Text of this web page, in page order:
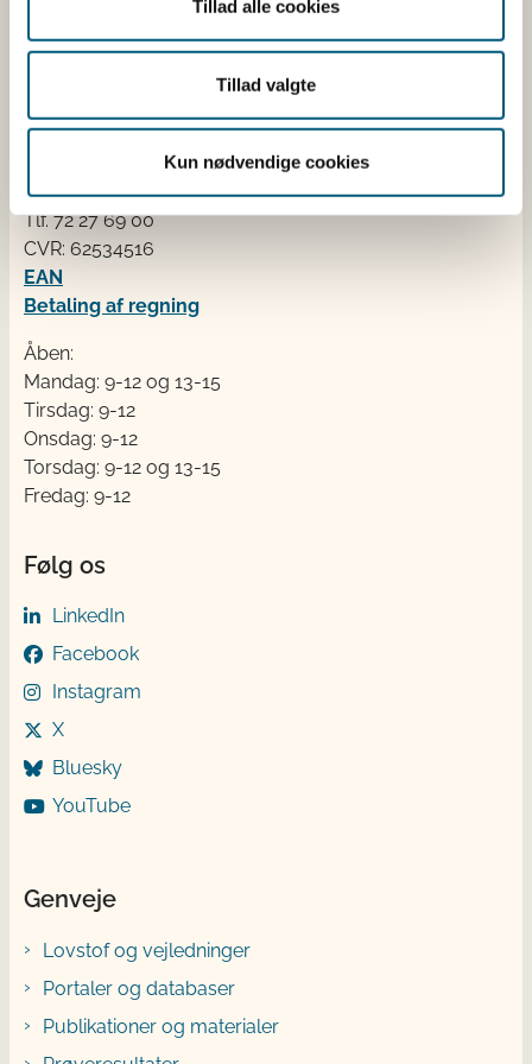
Tillad alle cookies
Tillad valgte
Kun nødvendige cookies
fra cafeer, restauranter og supermarkeder.
Fødevarestyrelsen
Stationsparken 31-33
2600 Glostrup
Tlf. 72 2​​​7 69 00
CVR: 62534516
EAN
Betaling af regning
Åben:
Mandag: 9-12 og 13-15
Tirsdag: 9-12
Onsdag: 9-12
Torsdag: 9-12 og 13-15
Fredag: 9-12
Følg os
LinkedIn
Facebook
Instagram
X
Bluesky
YouTube
Genveje
Lovstof og vejledninger
Portaler og databaser
Publikationer og materialer